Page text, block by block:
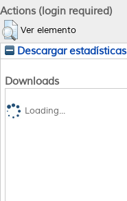
Actions (login required)
Ver elemento
Descargar estadísticas
Downloads
Loading...